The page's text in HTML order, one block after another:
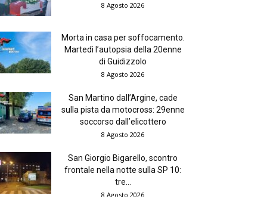
8 Agosto 2026
Morta in casa per soffocamento.
Martedì l’autopsia della 20enne
di Guidizzolo
8 Agosto 2026
San Martino dall’Argine, cade
sulla pista da motocross: 29enne
soccorso dall’elicottero
8 Agosto 2026
San Giorgio Bigarello, scontro
frontale nella notte sulla SP 10:
tre...
8 Agosto 2026